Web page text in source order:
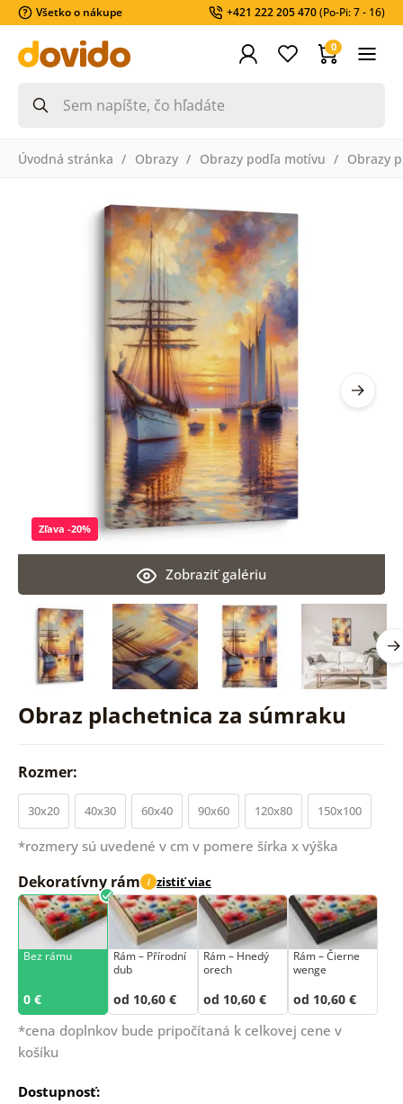
Všetko o nákupe +421 222 205 470(Po-Pi: 7 - 16)
0
Úvodná stránka Obrazy Obrazy podľa motívu Obrazy
Obraz plachetnica za súmraku
Zobraziť galériu
Zľava -20%
Rozmer:
30x20 40x30 60x40 90x60 120x80 150x100
*rozmery sú uvedené v cm v pomere šírka x výška
Dekoratívny rám i zistiť viac
Bez rámu
0 €
Rám –⁠⁠⁠⁠⁠⁠ Přírodní
dub
od 10,60 €
Rám – Hnedý
orech
od 10,60 €
Rám – Čierne
wenge
od 10,60 €
*cena doplnkov bude pripočítaná k celkovej cene v
košíku
Dostupnosť: